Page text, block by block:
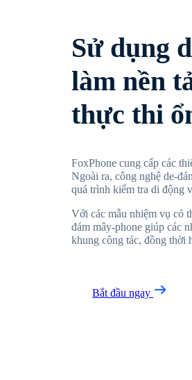
Sử dụng
làm nền
thực thi
FoxPhone cung cấp các
Ngoài ra, công nghệ de-
quá trình kiểm tra di động
Với các mẫu nhiệm vụ có
đám mây-phone giúp các
khung công tác, đồng thời
Bắt đầu ngay